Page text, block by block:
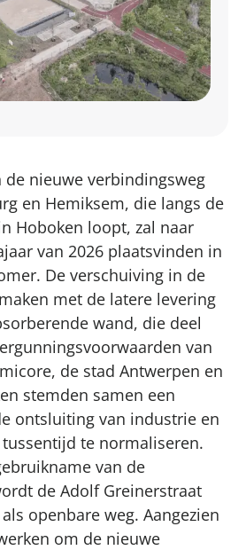
de nieuwe verbindingsweg
en Hemiksem, die langs de
Hoboken loopt, zal naar
van 2026 plaatsvinden in
De verschuiving in de
met de latere levering
wand, die deel
van
de stad Antwerpen en
stemden samen een
ontsluiting van industrie en
te normaliseren.
van de
de Adolf Greinerstraat
openbare weg. Aangezien
om de nieuwe